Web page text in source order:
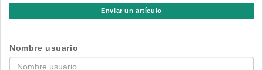
Enviar un artículo
Nombre usuario